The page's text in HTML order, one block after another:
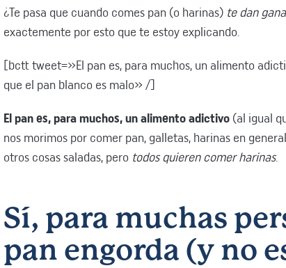
¿Te pasa que cuando comes pan (o harinas) te dan
exactemente por esto que te estoy explicando.
[bctt tweet=»El pan es, para muchos, un alimento
que el pan blanco es malo» /]
El pan es, para muchos, un alimento adictivo (al igual
nos morimos por comer pan, galletas, harinas en
otros cosas saladas, pero todos quieren comer harinas.
Sí, para muchas
pan engorda (y no